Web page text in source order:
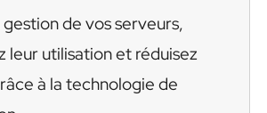
de vos serveurs,
leur utilisation et réduisez
à la technologie de